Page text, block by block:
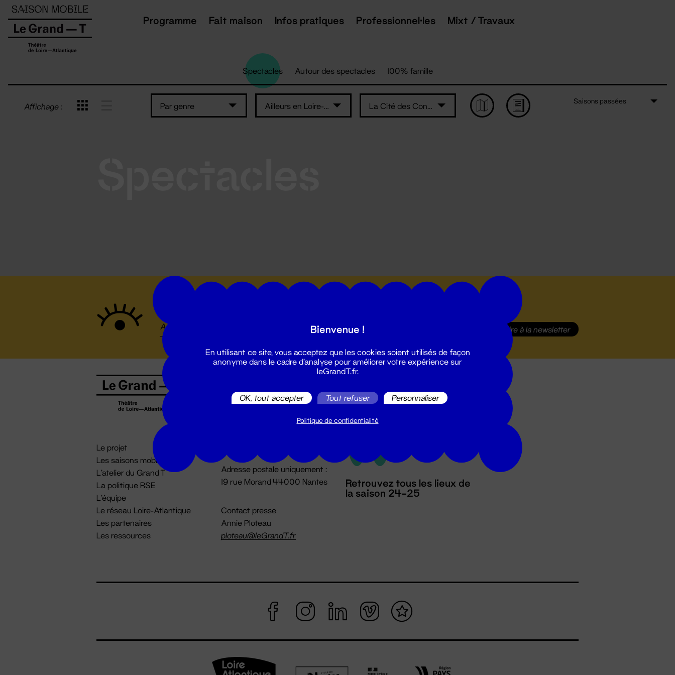
Programme Fait maison Infos pratiques Professionnel·les Mixt / Travaux
Spectacles Autour des spectacles 100% famille
Affichage : Par genre Ailleurs en Loire-Atlantique La Cité des Congrès de Nantes
Saisons passées
S'inscrire à la newsletter
Le projet
Les saisons mobiles
L'atelier du Grand T
La politique RSE
L'équipe
Le réseau Loire-Atlantique
Les partenaires
Les ressources
02 51 88 25 25
billetterie@leGrandT.fr
Du lundi au vendredi 14h → 18h
Adresse postale uniquement :
19 rue Morand 44000 Nantes
Contact presse
Annie Ploteau
ploteau@leGrandT.fr
Retrouvez tous les lieux de
la saison 24-25
Panneau de gestion des cookies
Bienvenue !
En utilisant ce site, vous acceptez que les cookies soient utilisés de façon
anonyme dans le cadre d'analyse pour améliorer votre expérience sur
leGrandT.fr.
OK, tout accepter Tout refuser Personnaliser
Politique de confidentialité